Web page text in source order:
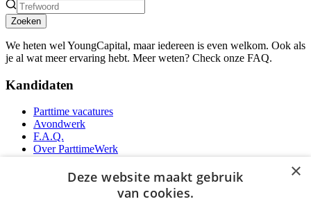
Zoeken
We heten wel YoungCapital, maar iedereen is even welkom. Ook als
je al wat meer ervaring hebt. Meer weten? Check onze FAQ.
Kandidaten
Parttime vacatures
Avondwerk
F.A.Q.
Over ParttimeWerk
YoungCapital Android App
×
Deze website maakt gebruik
van cookies.